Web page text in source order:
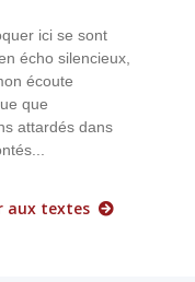
ici se sont
écho silencieux,
écoute
que
attardés dans
aux textes